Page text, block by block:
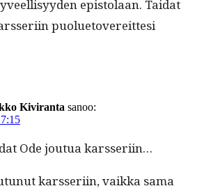
epis­to­laan. Tai­dat
puolue­tovere­itte­si
Kiviranta sanoo:
Ode joutua karsseriin…
karsseri­in, vaik­ka sama